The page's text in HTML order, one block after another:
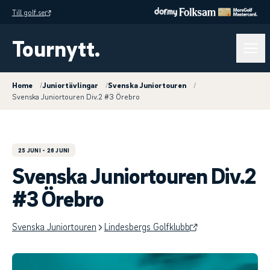
Till golf.se
Tournytt.
Home /Juniortävlingar /Svenska Juniortouren
/
Svenska Juniortouren Div.2 #3 Örebro
25 JUNI - 26 JUNI
Svenska Juniortouren Div.2
#3 Örebro
Svenska Juniortouren Lindesbergs Golfklubb